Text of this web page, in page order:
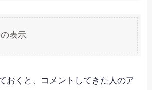
表示
おくと、コメントしてきた人のア